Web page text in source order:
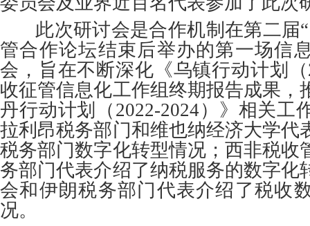
此次研讨会是合作机制在第二届“
管合作论坛结束后举办的第一场信
会，旨在不断深化《乌镇行动计划（
收征管信息化工作组终期报告成果，
丹行动计划（2022-2024）》相关工
拉利昂税务部门和维也纳经济大学代
税务部门数字化转型情况；西非税收
务部门代表介绍了纳税服务的数字化
会和伊朗税务部门代表介绍了税收
况。